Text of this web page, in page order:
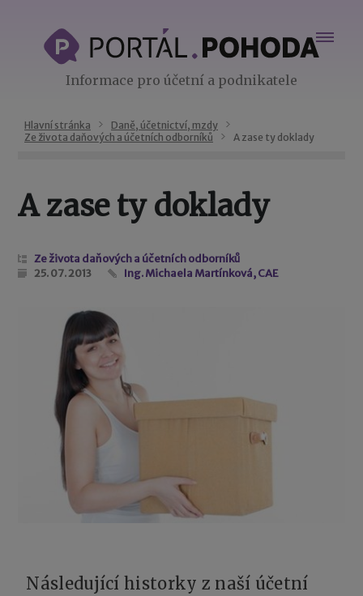
Informace pro účetní a podnikatele
Hlavní stránka
Daně, účetnictví, mzdy
Ze života daňových a účetních odborníků
A zase ty doklady
A zase ty doklady
Ze života daňových a účetních odborníků
25. 07. 2013
Ing. Michaela Martínková, CAE
Následující historky z naší účetní